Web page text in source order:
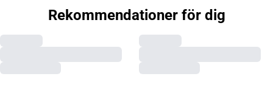
Rekommendationer för dig